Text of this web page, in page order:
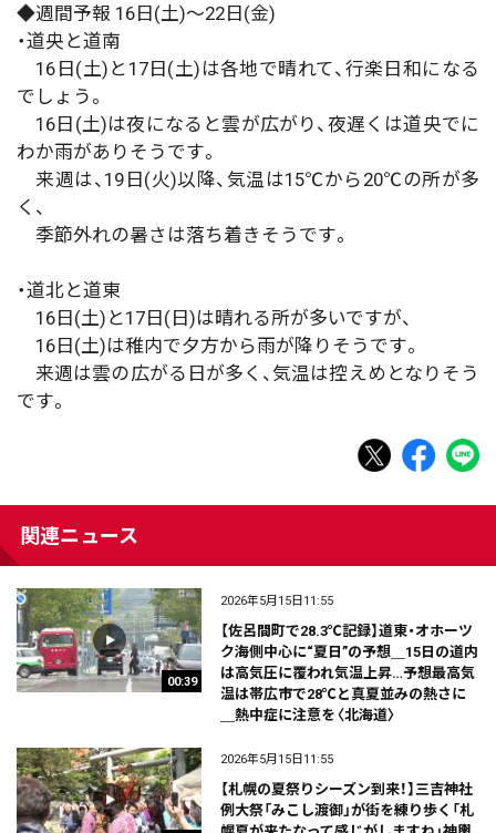
◆週間予報 16日(土)～22日(金)
・道央と道南
16日(土)と17日(土)は各地で晴れて、行楽日和になる
でしょう。
16日(土)は夜になると雲が広がり、夜遅くは道央でに
わか雨がありそうです。
来週は、19日(火)以降、気温は15℃から20℃の所が多
く、
季節外れの暑さは落ち着きそうです。
・道北と道東
16日(土)と17日(日)は晴れる所が多いですが、
16日(土)は稚内で夕方から雨が降りそうです。
来週は雲の広がる日が多く、気温は控えめとなりそう
です。
関連ニュース
00:39
2026年5月15日11:55
【佐呂間町で28.3℃記録】道東・オホーツ
ク海側中心に“夏日”の予想＿15日の道内
は高気圧に覆われ気温上昇…予想最高気
温は帯広市で28℃と真夏並みの熱さに
＿熱中症に注意を〈北海道〉
2026年5月15日11:55
【札幌の夏祭りシーズン到来！】三吉神社
例大祭「みこし渡御」が街を練り歩く「札